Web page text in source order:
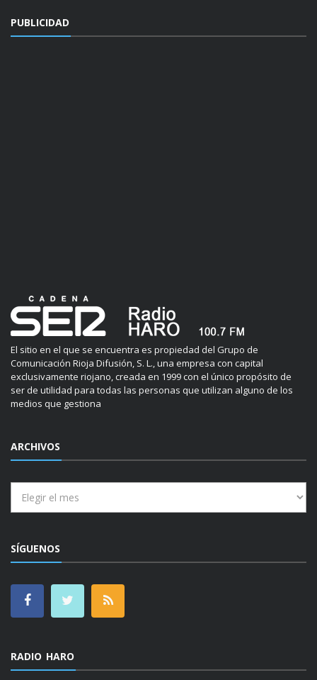
PUBLICIDAD
El sitio en el que se encuentra es propiedad del Grupo de
Comunicación Rioja Difusión, S. L., una empresa con capital
exclusivamente riojano, creada en 1999 con el único propósito de
ser de utilidad para todas las personas que utilizan alguno de los
medios que gestiona
ARCHIVOS
SÍGUENOS
RADIO HARO